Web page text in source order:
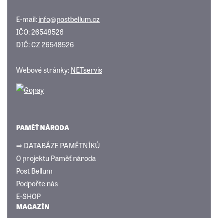
E-mail:info@postbellum.cz
IČO: 26548526
DIČ: CZ 26548526
Webové stránky:NETservis
PAMĚŤ NÁRODA
⇒ DATABÁZE PAMĚTNÍKŮ
O projektu Paměť národa
Post Bellum
Podpořte nás
E-SHOP
MAGAZÍN